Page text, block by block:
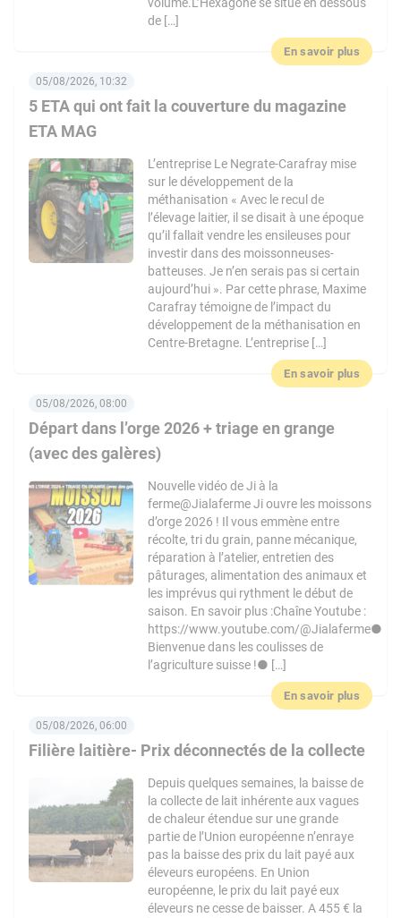
de […]
En savoir plus
5 ETA qui ont fait la couverture du magazine
ETA MAG
05/08/2026, 10:32
L’entreprise Le Negrate-Carafray mise
sur le développement de la
méthanisation « Avec le recul de
l’élevage laitier, il se disait à une époque
qu’il fallait vendre les ensileuses pour
investir dans des moissonneuses-
batteuses. Je n’en serais pas si certain
aujourd’hui ». Par cette phrase, Maxime
Carafray témoigne de l’impact du
développement de la méthanisation en
Centre-Bretagne. L’entreprise […]
En savoir plus
Départ dans l’orge 2026 + triage en grange
(avec des galères)
05/08/2026, 08:00
Nouvelle vidéo de Ji à la
ferme@Jialaferme Ji ouvre les moissons
d’orge 2026 ! Il vous emmène entre
récolte, tri du grain, panne mécanique,
réparation à l’atelier, entretien des
pâturages, alimentation des animaux et
les imprévus qui rythment le début de
saison. En savoir plus :Chaîne Youtube :
https://www.youtube.com/@Jialaferme●
Bienvenue dans les coulisses de
l’agriculture suisse !● […]
En savoir plus
Filière laitière- Prix déconnectés de la collecte
05/08/2026, 06:00
Depuis quelques semaines, la baisse de
la collecte de lait inhérente aux vagues
de chaleur étendue sur une grande
partie de l’Union européenne n’enraye
pas la baisse des prix du lait payé aux
éleveurs européens. En Union
européenne, le prix du lait payé eux
éleveurs ne cesse de baisser. A 455 € la